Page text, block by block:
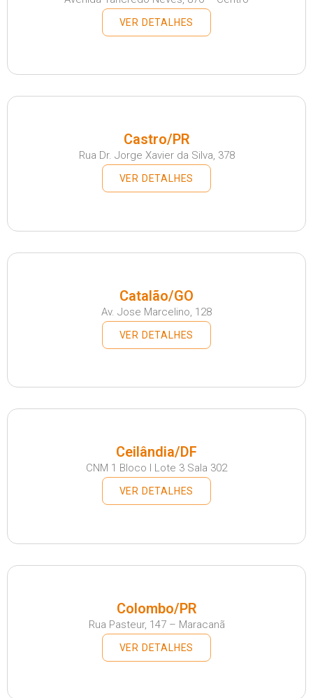
VER DETALHES
Castro/PR
Rua Dr. Jorge Xavier da Silva, 378
VER DETALHES
Catalão/GO
Av. Jose Marcelino, 128
VER DETALHES
Ceilândia/DF
CNM 1 Bloco I Lote 3 Sala 302
VER DETALHES
Colombo/PR
Rua Pasteur, 147 – Maracanã
VER DETALHES